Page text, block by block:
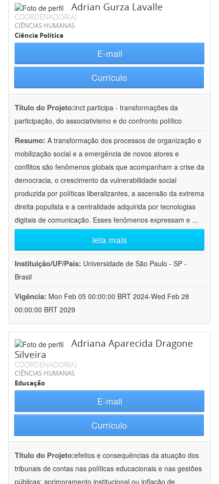
Adrian Gurza Lavalle
COORDENADOR(A)
CIÊNCIAS HUMANAS
Ciência Política
E-mail
Currículo
Título do Projeto:inct participa - transformações da
participação, do associativismo e do confronto político
Resumo: A transformação dos processos de organização e
mobilização social e a emergência de novos atores e
conflitos são fenômenos globais que acompanham a crise da
democracia, o crescimento da vulnerabilidade social
produzida por políticas liberalizantes, a ascensão da extrema
direita populista e a centralidade adquirida por tecnologias
digitais de comunicação. Esses fenômenos expressam e ...
leia mais
Instituição/UF/País: Universidade de São Paulo - SP -
Brasil
Vigência: Mon Feb 05 00:00:00 BRT 2024-Wed Feb 28
00:00:00 BRT 2029
Adriana Aparecida Dragone
Silveira
COORDENADOR(A)
CIÊNCIAS HUMANAS
Educação
E-mail
Currículo
Título do Projeto:efeitos e consequências da atuação dos
tribunais de contas nas políticas educacionais e nas gestões
públicas: aprimoramento institucional ou inflação de